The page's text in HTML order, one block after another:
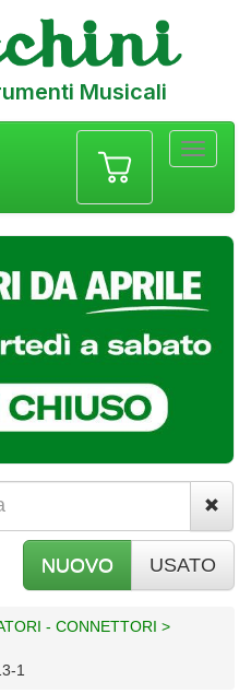
Musicali
NUOVO USATO
- CONNETTORI >
1